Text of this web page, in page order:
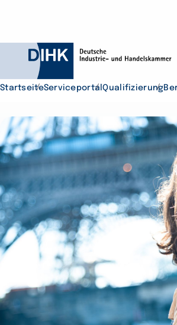
StartseiteServiceportalQualifizierung